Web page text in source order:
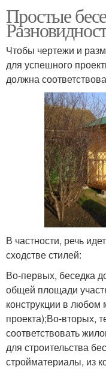
Простые
Чтобы чертежи и
для успешного
должна
В частности, речь
сходстве стилей:
Во-первых, беседка
общей площади
конструкции в любом
проекта);Во-вторых,
соответствовать
для строительства
стройматериалы, из